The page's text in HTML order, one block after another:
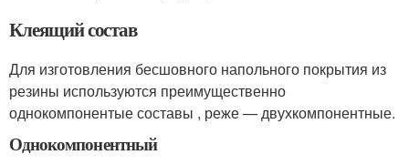
Клеящий состав
Для изготовления бесшовного напольного покрытия из
резины используются преимущественно
однокомпонентые составы , реже — двухкомпонентные.
Однокомпонентный